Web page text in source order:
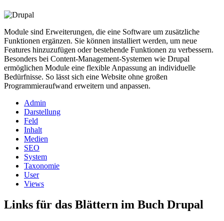
Module sind Erweiterungen, die eine Software um zusätzliche
Funktionen ergänzen. Sie können installiert werden, um neue
Features hinzuzufügen oder bestehende Funktionen zu verbessern.
Besonders bei Content-Management-Systemen wie Drupal
ermöglichen Module eine flexible Anpassung an individuelle
Bedürfnisse. So lässt sich eine Website ohne großen
Programmieraufwand erweitern und anpassen.
Admin
Darstellung
Feld
Inhalt
Medien
SEO
System
Taxonomie
User
Views
Links für das Blättern im Buch Drupal